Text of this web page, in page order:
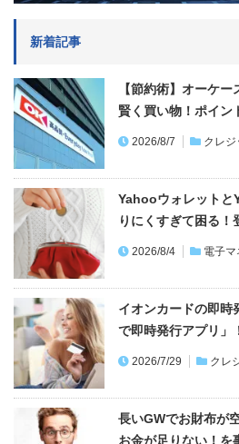
新着記事
【節約術】オーケ
賢く買い物！ポイ
2026/8/7 クレジ
Yahooウォレットと
りにくすぎて困る
2026/8/4 電子マ
イオンカードの即時
で即時発行アプリ
2026/7/29 クレ
長いGWでお財布が
お金が足りない！